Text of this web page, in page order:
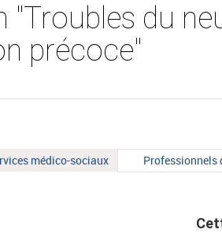
"Troubles du
précoce"
médico-sociaux
Type
de
Professionnels